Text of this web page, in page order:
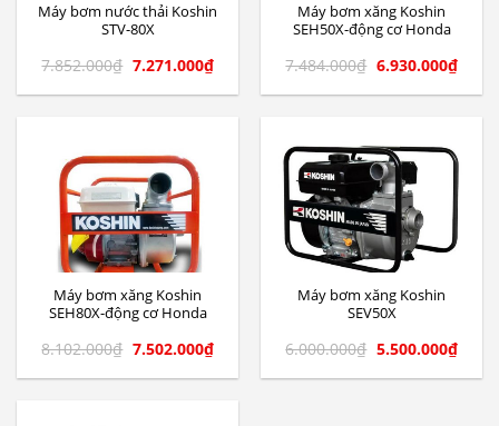
Máy bơm nước thải Koshin
STV-80X
7.852.000₫ 7.271.000₫
Máy bơm xăng Koshin
SEH50X-động cơ Honda
7.484.000₫ 6.930.000₫
Máy bơm xăng Koshin
SEH80X-động cơ Honda
8.102.000₫ 7.502.000₫
Máy bơm xăng Koshin
SEV50X
6.000.000₫ 5.500.000₫